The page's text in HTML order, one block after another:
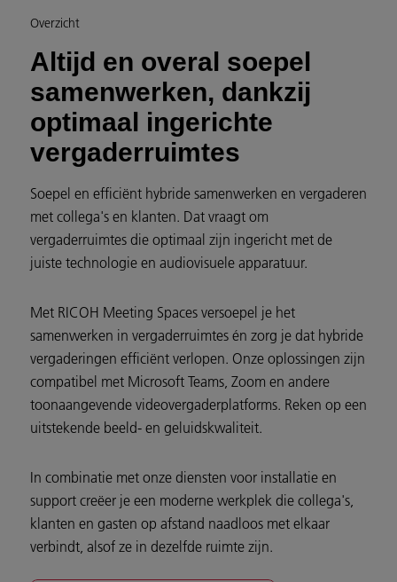
Overzicht
Altijd en overal soepel
samenwerken, dankzij
optimaal ingerichte
vergaderruimtes
Soepel en efficiënt hybride samenwerken en vergaderen
met collega's en klanten. Dat vraagt om
vergaderruimtes die optimaal zijn ingericht met de
juiste technologie en audiovisuele apparatuur.
Met RICOH Meeting Spaces versoepel je het
samenwerken in vergaderruimtes én zorg je dat hybride
vergaderingen efficiënt verlopen. Onze oplossingen zijn
compatibel met Microsoft Teams, Zoom en andere
toonaangevende videovergaderplatforms. Reken op een
uitstekende beeld- en geluidskwaliteit.
In combinatie met onze diensten voor installatie en
support creëer je een moderne werkplek die collega's,
klanten en gasten op afstand naadloos met elkaar
verbindt, alsof ze in dezelfde ruimte zijn.